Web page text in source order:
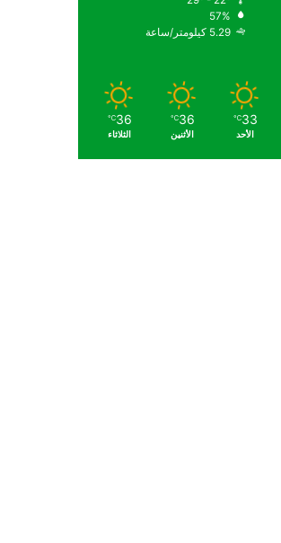
57%
5.29 كيلومتر/ساعة
33
℃
الأحد
36
℃
الأثنين
36
℃
الثلاثاء